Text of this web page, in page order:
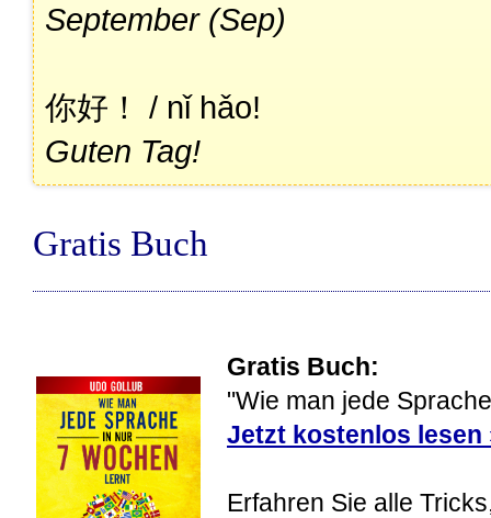
September (Sep)
你好！ / nǐ hǎo!
Guten Tag!
Gratis Buch
Gratis Buch:
"Wie man jede
Jetzt kostenlos lesen
Erfahren Sie alle